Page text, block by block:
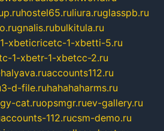
hostel65.ruliura.ruglasspb.ru
gnalis.rubulkitula.ru
1-xbeticricetc-1-xbetti-5.ru
1-xbetr-1-xbetcc-2.ru
accounts112.ru
3-d-file.ruhahahaharms.ru
cat.ruopsmgr.ruev-gallery.ru
accounts-112.rucsm-demo.ru